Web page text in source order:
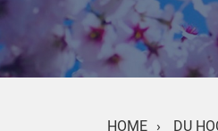
HOME › DU